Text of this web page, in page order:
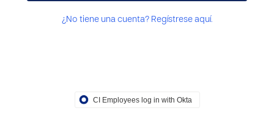
¿No tiene una cuenta? Regístrese aquí.
CI Employees log in with Okta